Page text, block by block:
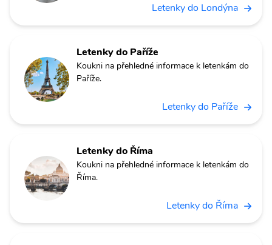
Letenky do Londýna
Letenky do Paříže
Koukni na přehledné informace k letenkám do
Paříže.
Letenky do Paříže
Letenky do Říma
Koukni na přehledné informace k letenkám do
Říma.
Letenky do Říma